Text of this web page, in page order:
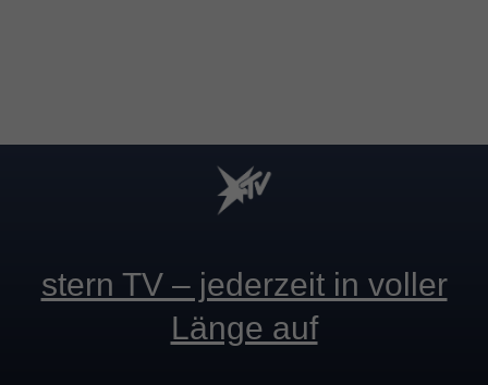
stern TV – jederzeit in voller
Länge auf